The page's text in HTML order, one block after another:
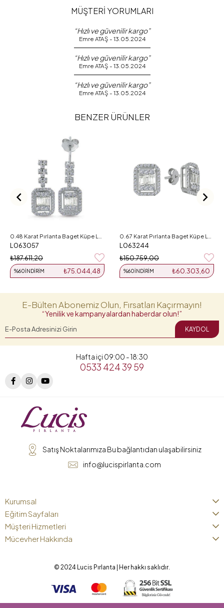
MÜŞTERİ YORUMLARI
“Hızlı ve güvenilir kargo”
Emre ATAŞ - 13.05.2024
“Hızlı ve güvenilir kargo”
Emre ATAŞ - 13.05.2024
“Hızlı ve güvenilir kargo”
Emre ATAŞ - 13.05.2024
BENZER ÜRÜNLER
L063057
₺75.044,48
%60İNDIRIM
₺187.611,20
L063244
₺60.303,60
%60İNDIRIM
₺150.759,00
E-Bülten Abonemiz Olun, Fırsatları Kaçırmayın!
“Yenilik ve kampanyalardan haberdar olun!”
KAYDOL
Hafta içi 09:00 - 18:30
0533 424 39 59
Satış Noktalarımıza Bu bağlantıdan ulaşabilirsiniz
info@lucispirlanta.com
Kurumsal
Eğitim Sayfaları
Müşteri Hizmetleri
Mücevher Hakkında
© 2024 Lucis Pırlanta | Her hakkı saklıdır.